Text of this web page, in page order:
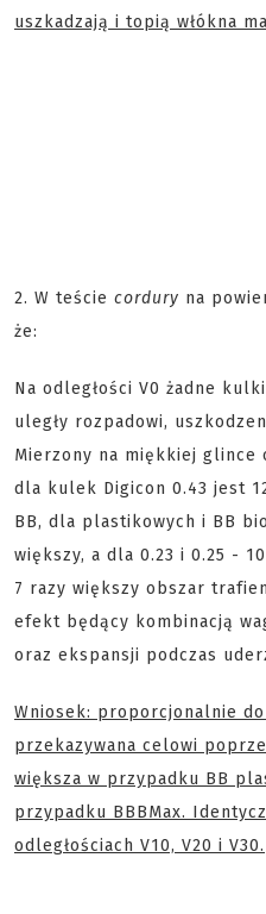
uszkadzają i topią włókna
2. W teście cordury na
że:
Na odległości V0 żadne
uległy rozpadowi,
Mierzony na miękkiej
dla kulek Digicon 0.43 jest
BB, dla plastikowych i BB
większy, a dla 0.23 i 0.25 -
7 razy większy obszar
efekt będący kombinacją
oraz ekspansji podczas
Wniosek: proporcjonalnie
przekazywana celowi
większa w przypadku BB
przypadku BBBMax.
odległościach V10, V20 i V30.